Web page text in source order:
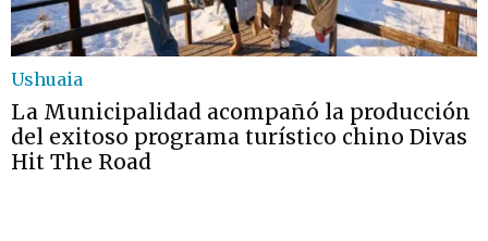
Ushuaia
La Municipalidad acompañó la producción
del exitoso programa turístico chino Divas
Hit The Road